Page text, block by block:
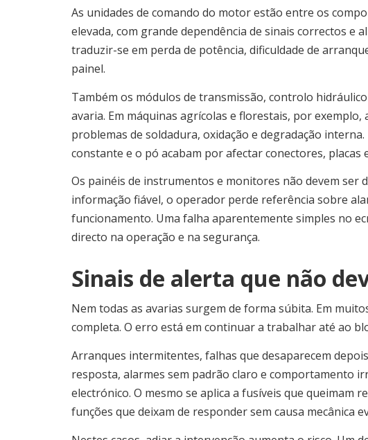
As unidades de comando do motor estão entre os
elevada, com grande dependência de sinais correctos e
traduzir-se em perda de potência, dificuldade de
painel.
Também os módulos de transmissão, controlo
avaria. Em máquinas agrícolas e florestais, por
problemas de soldadura, oxidação e degradação
constante e o pó acabam por afectar conectores, placas
Os painéis de instrumentos e monitores não devem ser
informação fiável, o operador perde referência sobre
funcionamento. Uma falha aparentemente simples no
directo na operação e na segurança.
Sinais de alerta que não
Nem todas as avarias surgem de forma súbita. Em
completa. O erro está em continuar a trabalhar até ao
Arranques intermitentes, falhas que desaparecem
resposta, alarmes sem padrão claro e comportamento
electrónico. O mesmo se aplica a fusíveis que queimam
funções que deixam de responder sem causa mecânica